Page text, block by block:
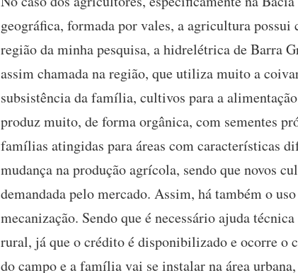
geográfica, formada por vales, a agricultura
região da minha pesquisa, a hidrelétrica de Barra
assim chamada na região, que utiliza muito a
subsistência da família, cultivos para a
produz muito, de forma orgânica, com sementes
famílias atingidas para áreas com características
mudança na produção agrícola, sendo que novos
demandada pelo mercado. Assim, há também o
mecanização. Sendo que é necessário ajuda
rural, já que o crédito é disponibilizado e ocorre o
do campo e a família vai se instalar na área